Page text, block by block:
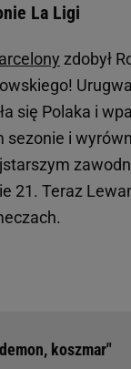
La Ligi
zdobył
się Polaka i
i
21. Teraz
koszmar"